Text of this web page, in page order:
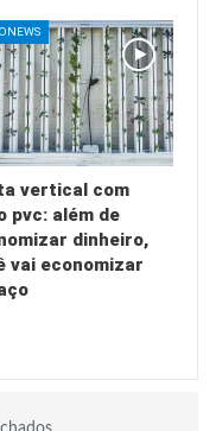
vertical com
pvc: além de
dinheiro,
vai economizar